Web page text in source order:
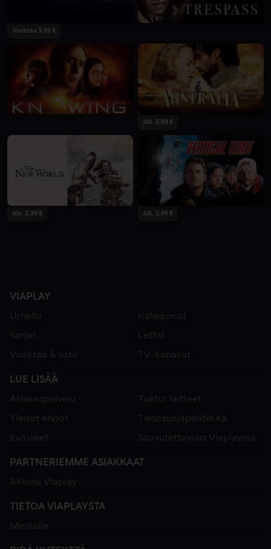
Vuokraa 3,99 €
Alk. 3,99 €
Alk. 3,99 € Alk. 2,99 €
VIAPLAY
Urheilu
Kategoriat
Sarjat
Leffat
Vuokraa & osta
TV-kanavat
LUE LISÄÄ
Asiakaspalvelu
Tuetut laitteet
Yleiset ehdot
Tietosuojapolitiikka
Evästeet
Saavutettavuus Viaplayssa
PARTNERIEMME ASIAKKAAT
Aktivoi Viaplay
TIETOA VIAPLAYSTA
Medialle